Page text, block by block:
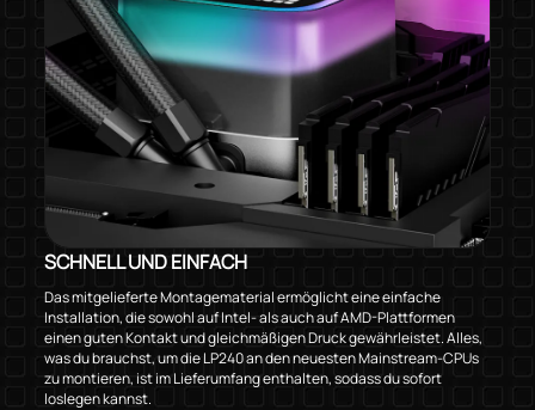
SCHNELL UND EINFACH
Das mitgelieferte Montagematerial ermöglicht eine einfache
Installation, die sowohl auf Intel- als auch auf AMD-Plattformen
einen guten Kontakt und gleichmäßigen Druck gewährleistet. Alles,
was du brauchst, um die LP240 an den neuesten Mainstream-CPUs
zu montieren, ist im Lieferumfang enthalten, sodass du sofort
loslegen kannst.